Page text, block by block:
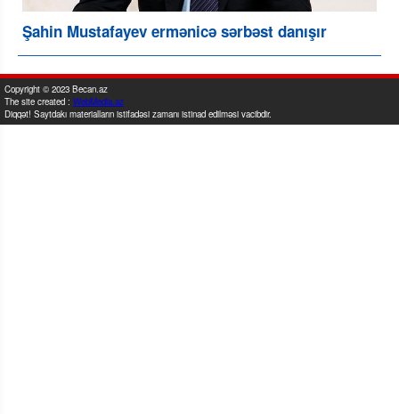
Şahin Mustafayev ermənicə sərbəst danışır
Copyright © 2023 Becan.az
The site created : WebMedia.az
Diqqət! Saytdakı materialların istifadəsi zamanı istinad edilməsi vacibdir.